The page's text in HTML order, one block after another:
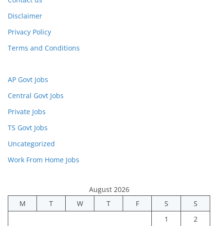
Disclaimer
Privacy Policy
Terms and Conditions
AP Govt Jobs
Central Govt Jobs
Private Jobs
TS Govt Jobs
Uncategorized
Work From Home Jobs
August 2026
M
T W T F S
S
1
2